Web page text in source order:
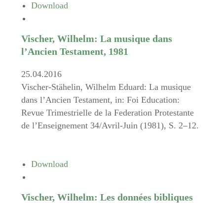
Download
Vischer, Wilhelm: La musique dans
l’Ancien Testament, 1981
25.04.2016
Vischer-Stähelin, Wilhelm Eduard: La musique
dans l’Ancien Testament, in: Foi Education:
Revue Trimestrielle de la Federation Protestante
de l’Enseignement 34/Avril-Juin (1981), S. 2–12.
Download
Vischer, Wilhelm: Les données bibliques